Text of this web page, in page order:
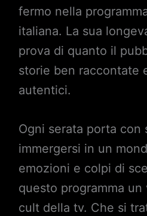
fermo nella
italiana. La sua
prova di quanto il
storie ben raccontate
autentici.
Ogni serata porta con
immergersi in un
emozioni e colpi di
questo programma
cult della tv. Che si